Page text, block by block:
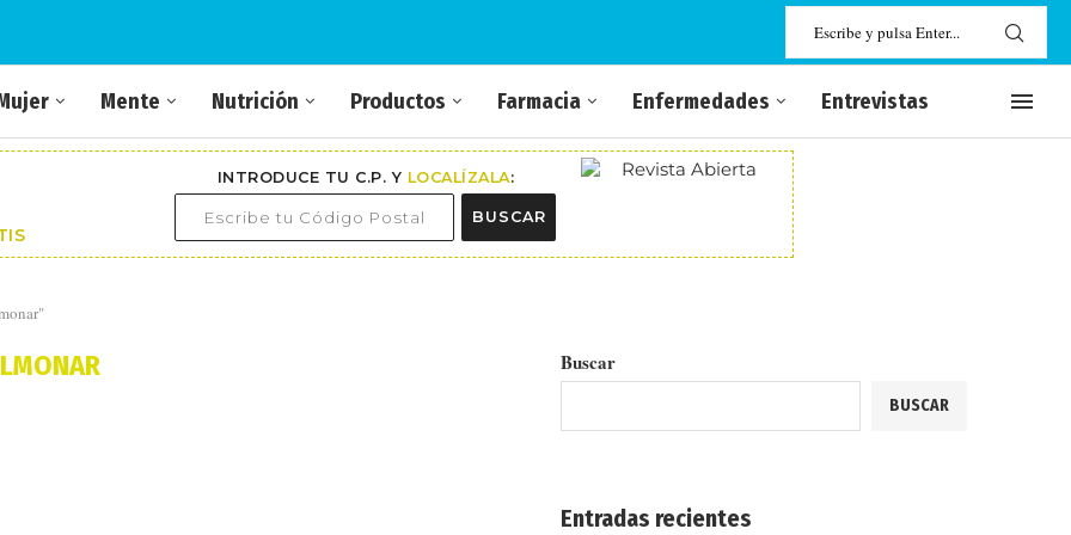
Mente Nutrición Productos Farmacia Enfermedades Entrevistas
INTRODUCE TU C.P. Y LOCALÍZALA:
BUSCAR
Buscar
BUSCAR
Entradas recientes